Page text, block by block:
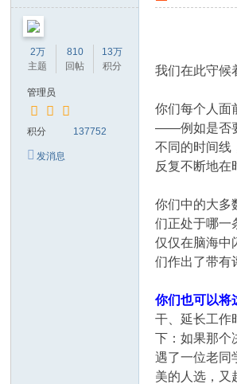
2万
主题
810
回帖
13万
积分
管理员
积分 137752
发消息
我们在此守候
你们每个人面
——例如是否
不同的时间线
反复不断地在
你们中的大多
们正处于哪一
仅仅在脑海中
们作出了带有
你们也可以将
干、延长工作
下：如果那个
遇了一位老
美的人选，又